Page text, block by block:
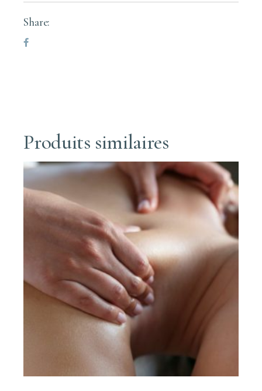
Share:
Produits similaires